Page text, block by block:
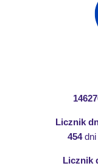
Licznik
454dni
Licznik